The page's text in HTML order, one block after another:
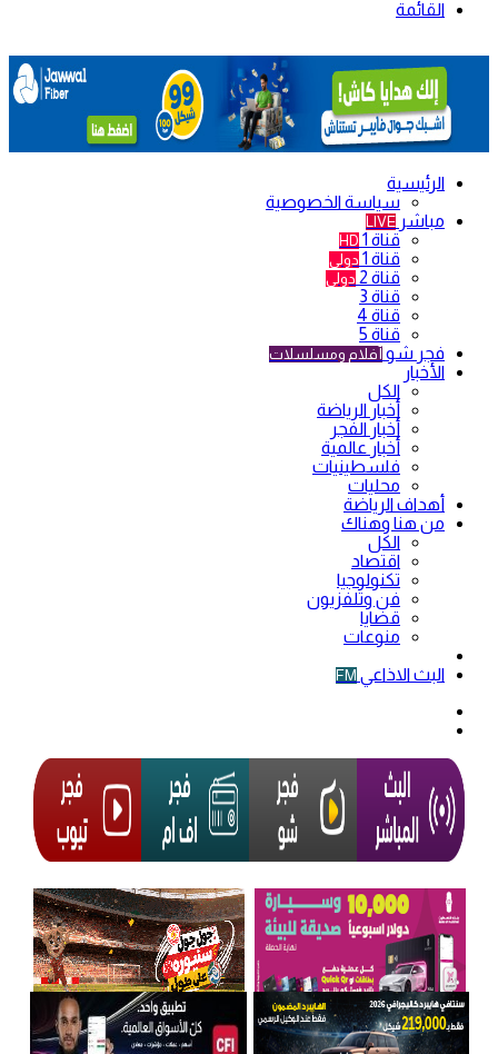
القائمة
الرئيسية
سياسة الخصوصية
مباشر LIVE
قناة 1 HD
قناة 1 دولي
قناة 2 دولي
قناة 3
قناة 4
قناة 5
فجر شو أفلام ومسلسلات
الأخبار
الكل
أخبار الرياضة
أخبار الفجر
أخبار عالمية
فلسطينيات
محليات
أهداف الرياضة
من هنا وهناك
الكل
اقتصاد
تكنولوجيا
فن وتلفزيون
قضايا
منوعات
البث الاذاعي FM